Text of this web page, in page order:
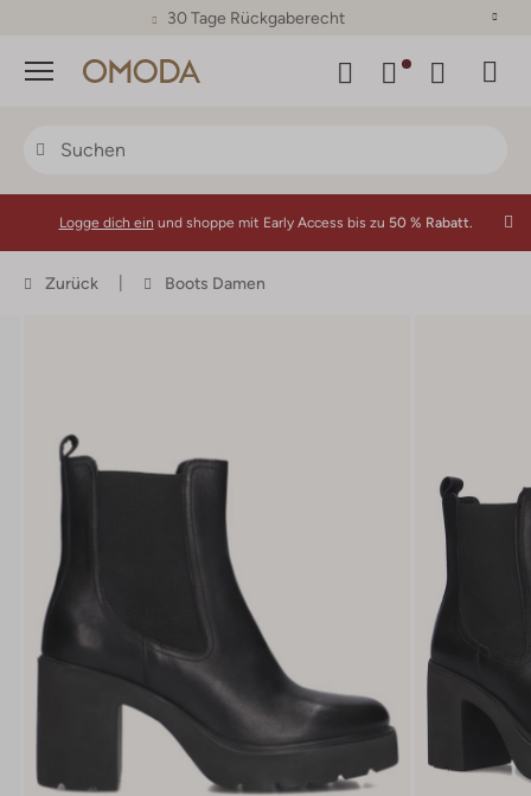
30 Tage Rückgaberecht
Menü
Logge dich ein und shoppe mit Early Access bis zu 50 % Rabatt.
Zurück Boots Damen